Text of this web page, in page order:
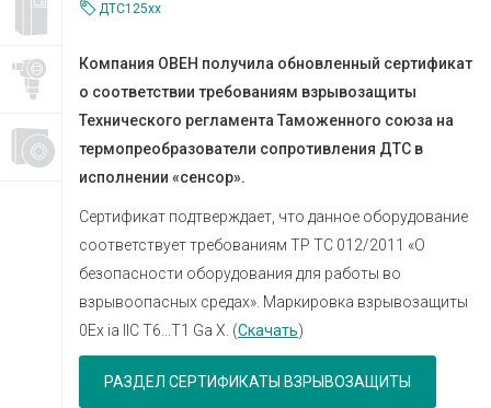
ДТС125xx
Компания ОВЕН получила обновленный сертификат
о соответствии требованиям взрывозащиты
Технического регламента Таможенного союза на
термопреобразователи сопротивления ДТС в
исполнении «сенсор».
Сертификат подтверждает, что данное оборудование
соответствует требованиям ТР ТС 012/2011 «О
безопасности оборудования для работы во
взрывоопасных средах». Маркировка взрывозащиты
0Ex ia IIC Т6...Т1 Ga Х. (Скачать)
РАЗДЕЛ СЕРТИФИКАТЫ ВЗРЫВОЗАЩИТЫ